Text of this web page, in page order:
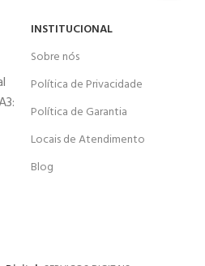
INSTITUCIONAL
Sobre nós
Política de Privacidade
Política de Garantia
Locais de Atendimento
Blog